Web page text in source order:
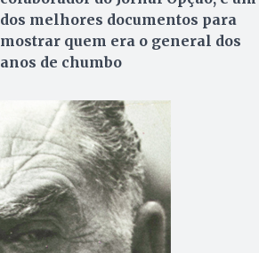
dos melhores documentos para
mostrar quem era o general dos
anos de chumbo